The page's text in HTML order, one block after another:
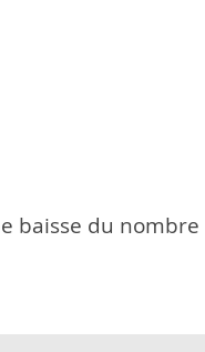
baisse du